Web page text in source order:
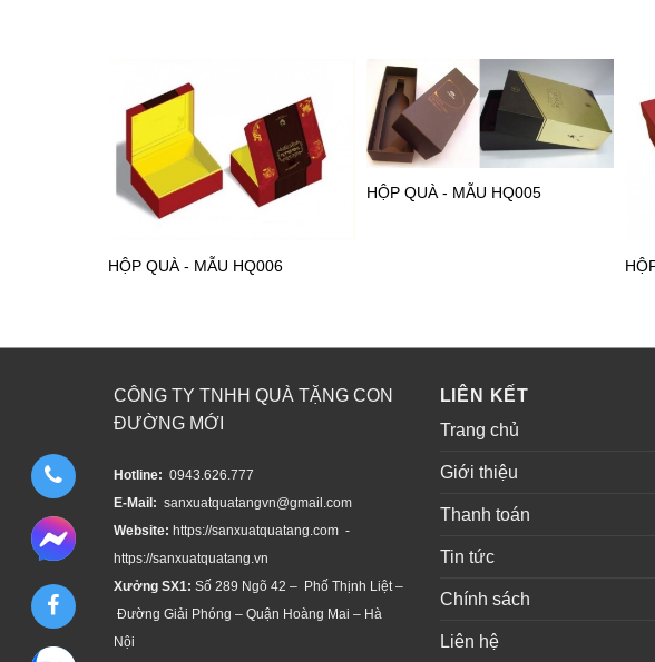
HỘP QUÀ - MẪU HQ006
HỘP QUÀ - MẪU HQ005
CÔNG TY TNHH QUÀ TẶNG CON
ĐƯỜNG MỚI
Hotline: 0943.626.777
E-Mail: sanxuatquatangvn@gmail.com
Website: https://sanxuatquatang.com -
https://sanxuatquatang.vn
Xưởng SX1: Số 289 Ngõ 42 – Phố Thịnh Liệt –
Đường Giải Phóng – Quận Hoàng Mai – Hà
Nội
LIÊN KẾT
Trang chủ
Giới thiệu
Thanh toán
Tin tức
Chính sách
Liên hệ